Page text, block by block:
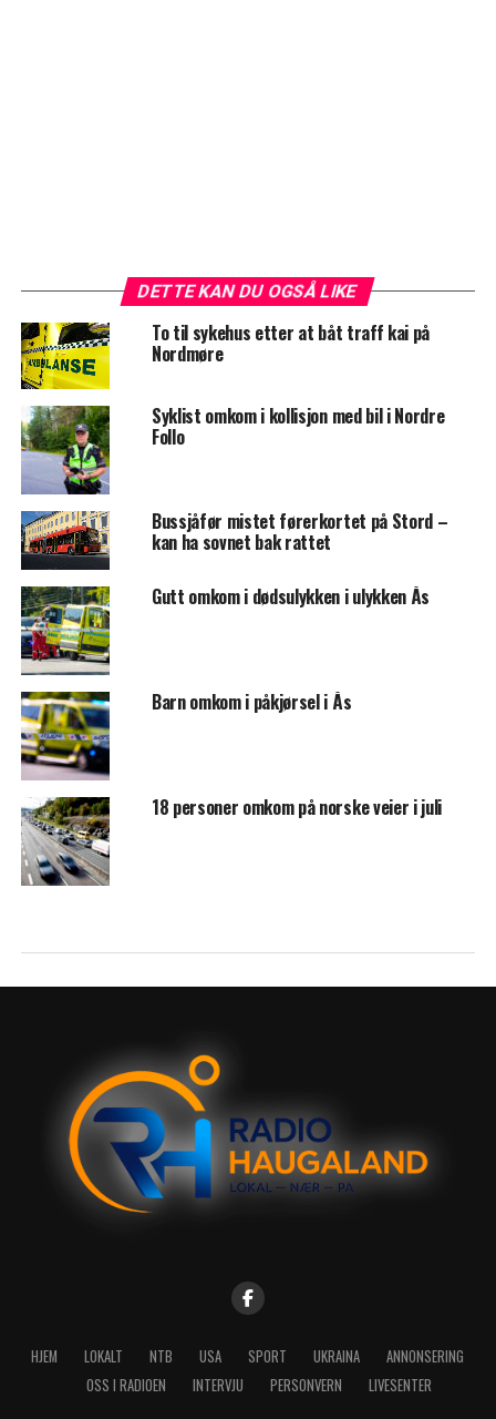
DETTE KAN DU OGSÅ LIKE
To til sykehus etter at båt traff kai på
Nordmøre
Syklist omkom i kollisjon med bil i Nordre
Follo
Bussjåfør mistet førerkortet på Stord –
kan ha sovnet bak rattet
Gutt omkom i dødsulykken i ulykken Ås
Barn omkom i påkjørsel i Ås
18 personer omkom på norske veier i juli
HJEM LOKALT NTB USA SPORT UKRAINA
ANNONSERING
OSS I RADIOEN
INTERVJU PERSONVERN LIVESENTER